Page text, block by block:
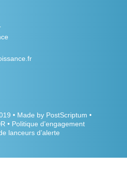
• Made by PostScriptum •
• Politique d’engagement
lanceurs d’alerte